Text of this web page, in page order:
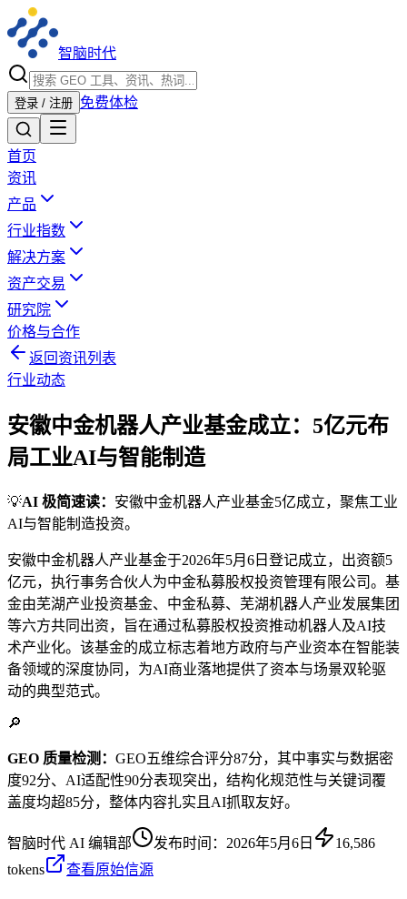
智脑时代
登录 / 注册 免费体检
首页
资讯
产品
行业指数
解决方案
资产交易
研究院
价格与合作
返回资讯列表
行业动态
安徽中金机器人产业基金成立：5亿元布
局工业AI与智能制造
💡AI 极简速读： 安徽中金机器人产业基金5亿成立，聚焦工业
AI与智能制造投资。
安徽中金机器人产业基金于2026年5月6日登记成立，出资额5
亿元，执行事务合伙人为中金私募股权投资管理有限公司。基
金由芜湖产业投资基金、中金私募、芜湖机器人产业发展集团
等六方共同出资，旨在通过私募股权投资推动机器人及AI技
术产业化。该基金的成立标志着地方政府与产业资本在智能装
备领域的深度协同，为AI商业落地提供了资本与场景双轮驱
动的典型范式。
🔎
GEO 质量检测： GEO五维综合评分87分，其中事实与数据密
度92分、AI适配性90分表现突出，结构化规范性与关键词覆
盖度均超85分，整体内容扎实且AI抓取友好。
智脑时代 AI 编辑部 发布时间： 2026年5月6日
16,586
tokens
查看原始信源